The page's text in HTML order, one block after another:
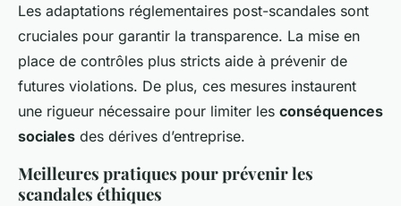
Les adaptations réglementaires post-scandales sont
cruciales pour garantir la transparence. La mise en
place de contrôles plus stricts aide à prévenir de
futures violations. De plus, ces mesures instaurent
une rigueur nécessaire pour limiter les conséquences
sociales des dérives d’entreprise.
Meilleures pratiques pour prévenir les
scandales éthiques